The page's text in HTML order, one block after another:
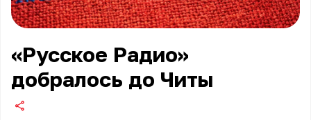
«Русское Радио»
добралось до Читы